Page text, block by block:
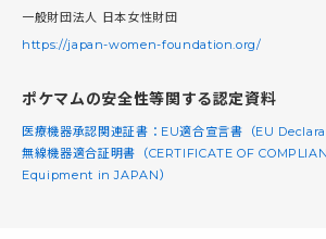
一般財団法人 日本女性財団
https://japan-women-foundation.org/
ポケマムの安全性等関する認定資料
医療機器承認関連証書：EU適合宣言書（EU
無線機器適合証明書（CERTIFICATE OF
Equipment in JAPAN）